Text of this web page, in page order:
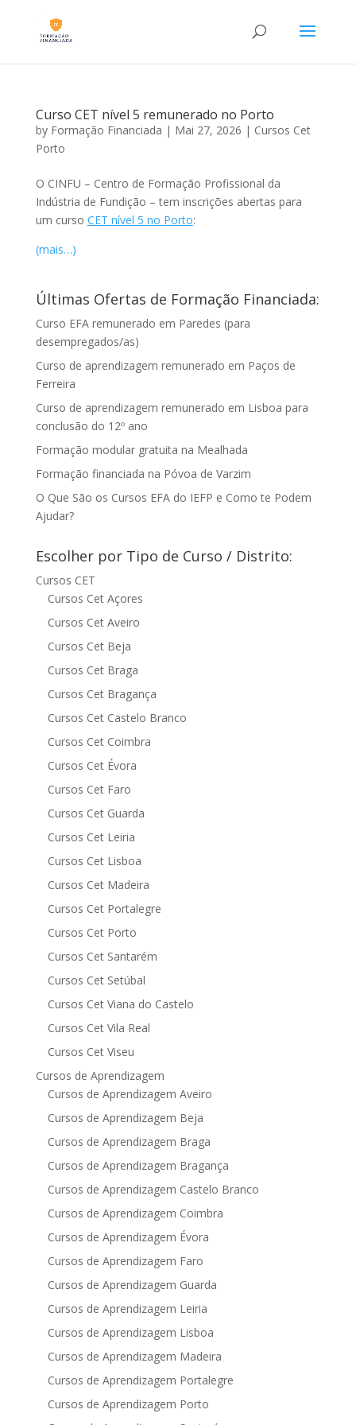
Curso CET nível 5 remunerado no Porto
by Formação Financiada | Mai 27, 2026 | Cursos Cet
Porto
O CINFU – Centro de Formação Profissional da
Indústria de Fundição – tem inscrições abertas para
um curso CET nível 5 no Porto:
(mais…)
Últimas Ofertas de Formação Financiada:
Curso EFA remunerado em Paredes (para
desempregados/as)
Curso de aprendizagem remunerado em Paços de
Ferreira
Curso de aprendizagem remunerado em Lisboa para
conclusão do 12º ano
Formação modular gratuita na Mealhada
Formação financiada na Póvoa de Varzim
O Que São os Cursos EFA do IEFP e Como te Podem
Ajudar?
Escolher por Tipo de Curso / Distrito:
Cursos CET
Cursos Cet Açores
Cursos Cet Aveiro
Cursos Cet Beja
Cursos Cet Braga
Cursos Cet Bragança
Cursos Cet Castelo Branco
Cursos Cet Coimbra
Cursos Cet Évora
Cursos Cet Faro
Cursos Cet Guarda
Cursos Cet Leiria
Cursos Cet Lisboa
Cursos Cet Madeira
Cursos Cet Portalegre
Cursos Cet Porto
Cursos Cet Santarém
Cursos Cet Setúbal
Cursos Cet Viana do Castelo
Cursos Cet Vila Real
Cursos Cet Viseu
Cursos de Aprendizagem
Cursos de Aprendizagem Aveiro
Cursos de Aprendizagem Beja
Cursos de Aprendizagem Braga
Cursos de Aprendizagem Bragança
Cursos de Aprendizagem Castelo Branco
Cursos de Aprendizagem Coimbra
Cursos de Aprendizagem Évora
Cursos de Aprendizagem Faro
Cursos de Aprendizagem Guarda
Cursos de Aprendizagem Leiria
Cursos de Aprendizagem Lisboa
Cursos de Aprendizagem Madeira
Cursos de Aprendizagem Portalegre
Cursos de Aprendizagem Porto